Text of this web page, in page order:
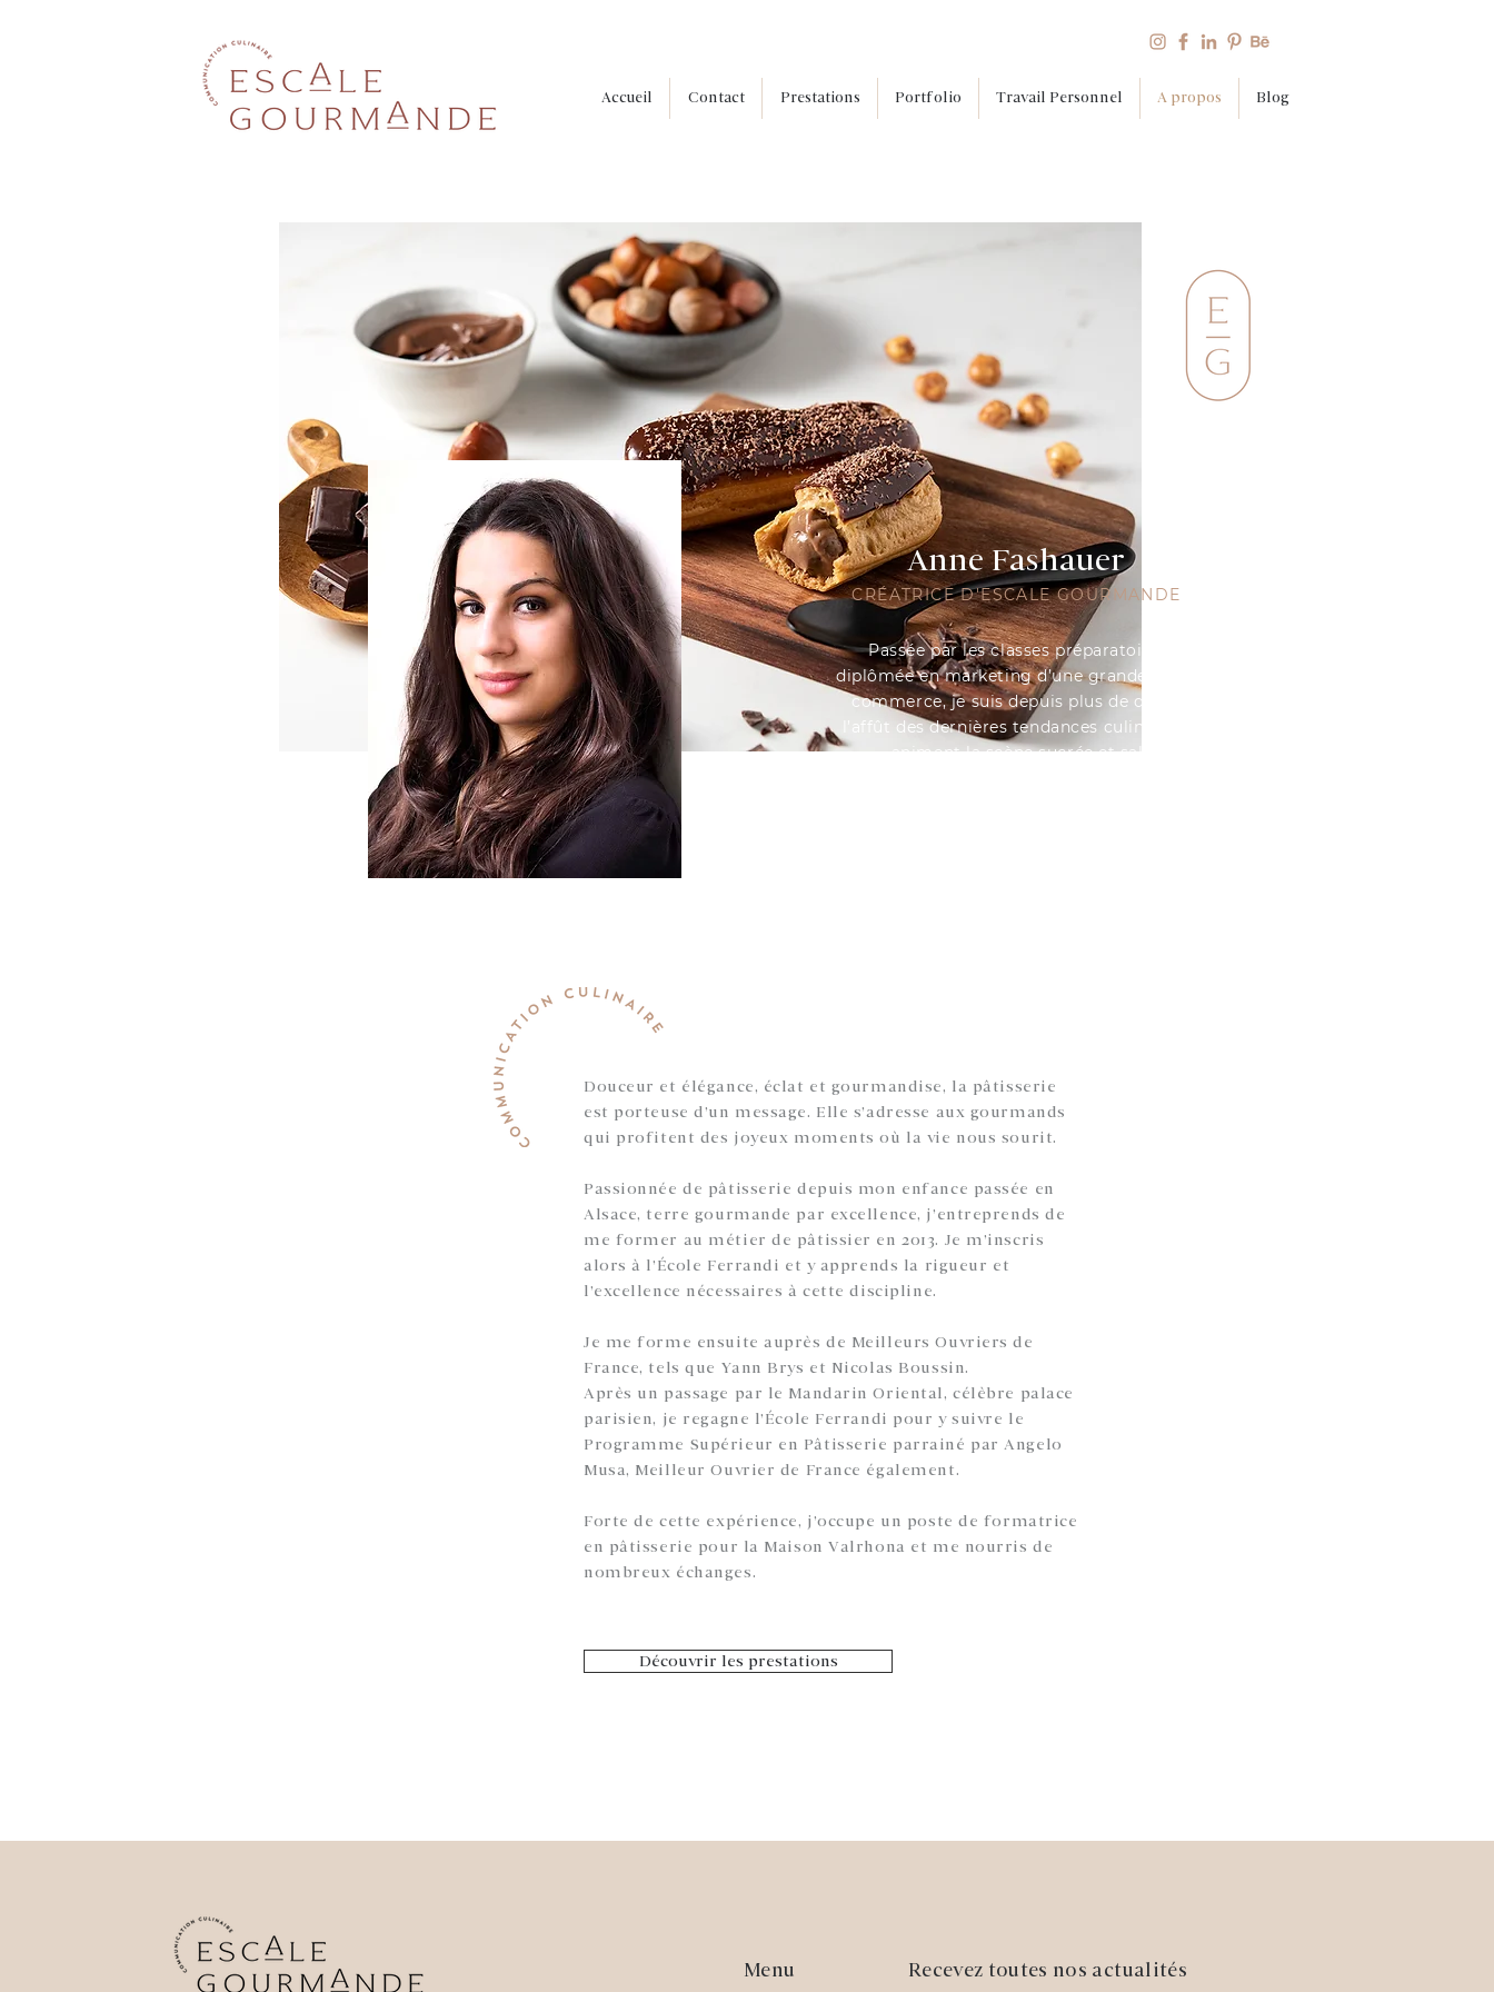
Accueil Contact Prestations Portfolio Travail Personnel A propos Blog
Anne Fashauer
CRÉATRICE D'ESCALE GOURMANDE
Passée par les classes préparatoires et
diplômée en marketing d’une grande école de
commerce, je suis depuis plus de dix ans à
l’affût des dernières tendances culinaires qui
animent la scène sucrée et salée.
Douceur et élégance, éclat et gourmandise, la pâtisserie
est porteuse d’un message. Elle s’adresse aux gourmands
qui profitent des joyeux moments où la vie nous sourit.
Passionnée de pâtisserie depuis mon enfance passée en
Alsace, terre gourmande par excellence, j’entreprends de
me former au métier de pâtissier en 2013. Je m’inscris
alors à l’École Ferrandi et y apprends la rigueur et
l’excellence nécessaires à cette discipline.
Je me forme ensuite auprès de Meilleurs Ouvriers de
France, tels que Yann Brys et Nicolas Boussin.
Après un passage par le Mandarin Oriental, célèbre palace
parisien, je regagne l’École Ferrandi pour y suivre le
Programme Supérieur en Pâtisserie parrainé par Angelo
Musa, Meilleur Ouvrier de France également.
Forte de cette expérience, j’occupe un poste de formatrice
en pâtisserie pour la Maison Valrhona et me nourris de
nombreux échanges.
Découvrir les prestations
Menu Recevez toutes nos actualités